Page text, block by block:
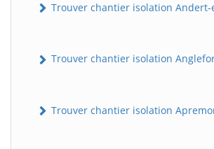
Trouver chantier isolation Andert-
Trouver chantier isolation
Trouver chantier isolation